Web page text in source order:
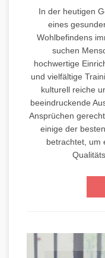
In der heutigen
eines
Wohlbefindens
suchen
hochwertige
und vielfältige
kulturell reiche
beeindruckende
Ansprüchen
einige der
betrachtet, um